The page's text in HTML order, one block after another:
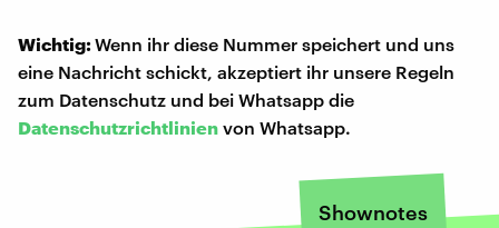
Wichtig:Wenn ihr diese Nummer speichert und uns
eine Nachricht schickt, akzeptiert ihr unsere Regeln
zum Datenschutz und bei Whatsapp die
Datenschutzrichtlinien von Whatsapp.
Shownotes